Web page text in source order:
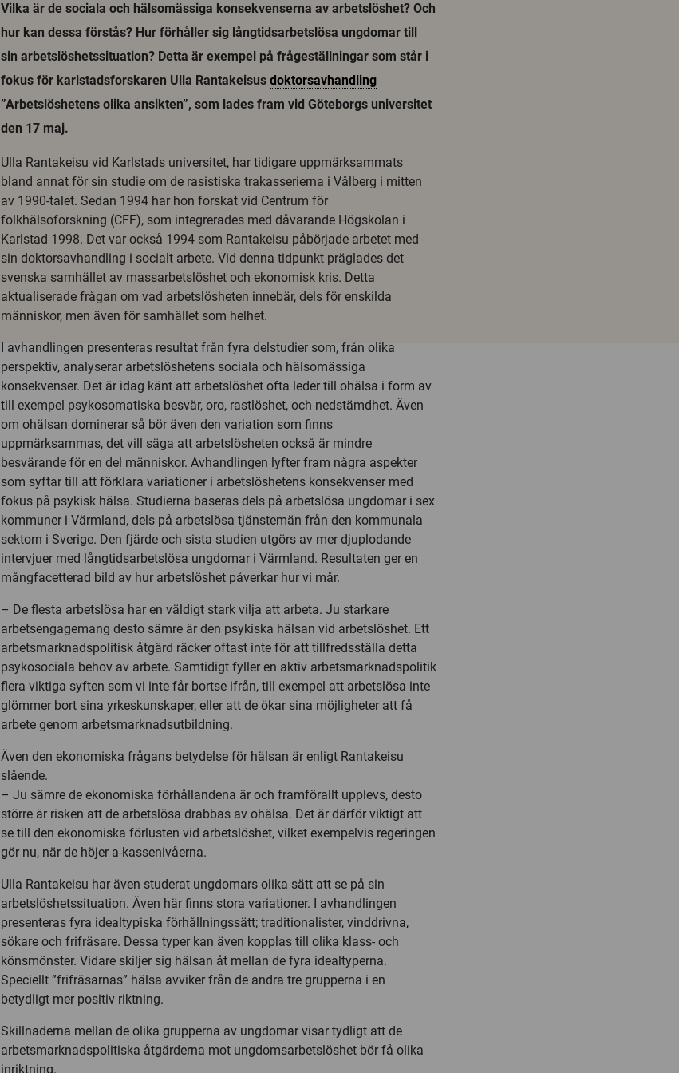
Vilka är de sociala och hälsomässiga konsekvenserna av arbetslöshet? Och
hur kan dessa förstås? Hur förhåller sig långtidsarbetslösa ungdomar till
sin arbetslöshetssituation? Detta är exempel på frågeställningar som står i
fokus för karlstadsforskaren Ulla Rantakeisus doktorsavhandling
”Arbetslöshetens olika ansikten”, som lades fram vid Göteborgs universitet
den 17 maj.
Ulla Rantakeisu vid Karlstads universitet, har tidigare uppmärksammats
bland annat för sin studie om de rasistiska trakasserierna i Vålberg i mitten
av 1990-talet. Sedan 1994 har hon forskat vid Centrum för
folkhälsoforskning (CFF), som integrerades med dåvarande Högskolan i
Karlstad 1998. Det var också 1994 som Rantakeisu påbörjade arbetet med
sin doktorsavhandling i socialt arbete. Vid denna tidpunkt präglades det
svenska samhället av massarbetslöshet och ekonomisk kris. Detta
aktualiserade frågan om vad arbetslösheten innebär, dels för enskilda
människor, men även för samhället som helhet.
I avhandlingen presenteras resultat från fyra delstudier som, från olika
perspektiv, analyserar arbetslöshetens sociala och hälsomässiga
konsekvenser. Det är idag känt att arbetslöshet ofta leder till ohälsa i form av
till exempel psykosomatiska besvär, oro, rastlöshet, och nedstämdhet. Även
om ohälsan dominerar så bör även den variation som finns
uppmärksammas, det vill säga att arbetslösheten också är mindre
besvärande för en del människor. Avhandlingen lyfter fram några aspekter
som syftar till att förklara variationer i arbetslöshetens konsekvenser med
fokus på psykisk hälsa. Studierna baseras dels på arbetslösa ungdomar i sex
kommuner i Värmland, dels på arbetslösa tjänstemän från den kommunala
sektorn i Sverige. Den fjärde och sista studien utgörs av mer djuplodande
intervjuer med långtidsarbetslösa ungdomar i Värmland. Resultaten ger en
mångfacetterad bild av hur arbetslöshet påverkar hur vi mår.
– De flesta arbetslösa har en väldigt stark vilja att arbeta. Ju starkare
arbetsengagemang desto sämre är den psykiska hälsan vid arbetslöshet. Ett
arbetsmarknadspolitisk åtgärd räcker oftast inte för att tillfredsställa detta
psykosociala behov av arbete. Samtidigt fyller en aktiv arbetsmarknadspolitik
flera viktiga syften som vi inte får bortse ifrån, till exempel att arbetslösa inte
glömmer bort sina yrkeskunskaper, eller att de ökar sina möjligheter att få
arbete genom arbetsmarknadsutbildning.
Även den ekonomiska frågans betydelse för hälsan är enligt Rantakeisu
slående.
– Ju sämre de ekonomiska förhållandena är och framförallt upplevs, desto
större är risken att de arbetslösa drabbas av ohälsa. Det är därför viktigt att
se till den ekonomiska förlusten vid arbetslöshet, vilket exempelvis regeringen
gör nu, när de höjer a-kassenivåerna.
Ulla Rantakeisu har även studerat ungdomars olika sätt att se på sin
arbetslöshetssituation. Även här finns stora variationer. I avhandlingen
presenteras fyra idealtypiska förhållningssätt; traditionalister, vinddrivna,
sökare och frifräsare. Dessa typer kan även kopplas till olika klass- och
könsmönster. Vidare skiljer sig hälsan åt mellan de fyra idealtyperna.
Speciellt ”frifräsarnas” hälsa avviker från de andra tre grupperna i en
betydligt mer positiv riktning.
Skillnaderna mellan de olika grupperna av ungdomar visar tydligt att de
arbetsmarknadspolitiska åtgärderna mot ungdomsarbetslöshet bör få olika
inriktning.